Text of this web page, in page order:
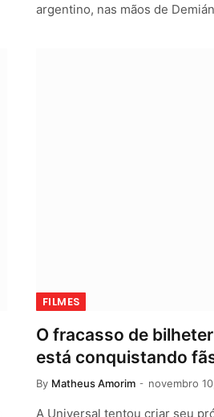
argentino, nas mãos de
FILMES
O fracasso de
está conquistando
By Matheus Amorim novembro
A Universal tentou criar seu